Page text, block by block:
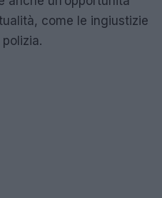
come le ingiustizie